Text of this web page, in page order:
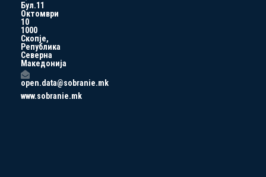
Бул.11
Октомври
10
1000
Скопје,
Република
Северна
Македонија
open.data@sobranie.mk
www.sobranie.mk